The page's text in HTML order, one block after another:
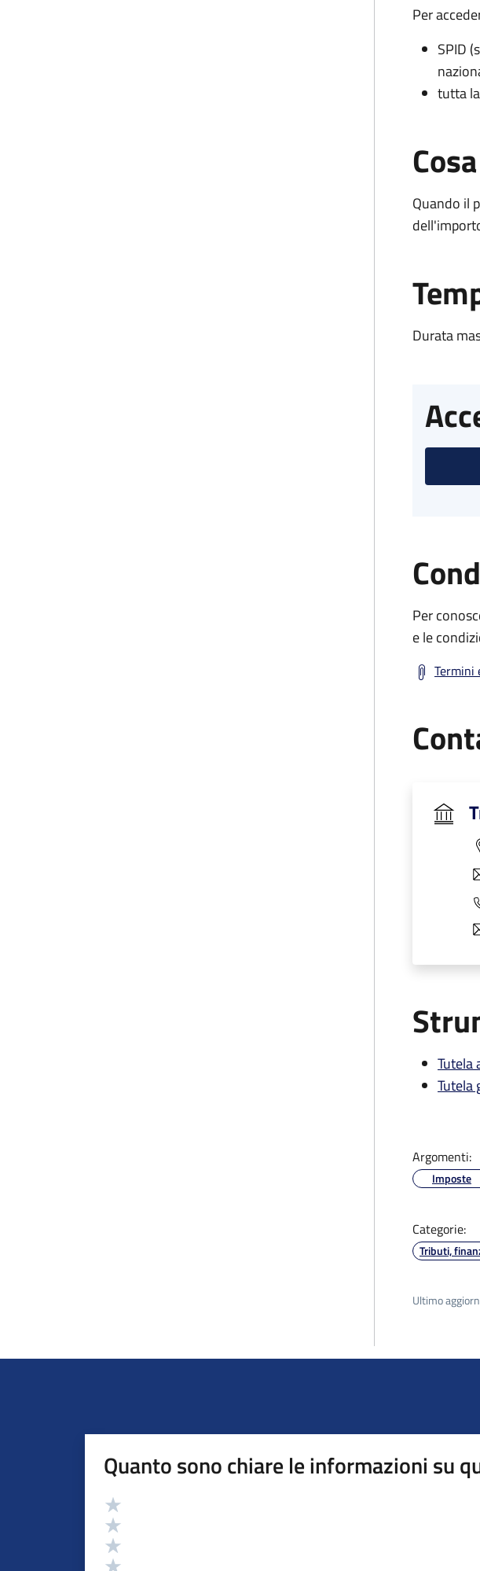
Per
SPID
tutta
Quando il
Durata
Per
e le
Termini
Tutela
Tutela
Argomenti:
Imposte
Categorie:
Tributi,
Ultimo
Quanto sono chiare le informazioni su
Valutazione